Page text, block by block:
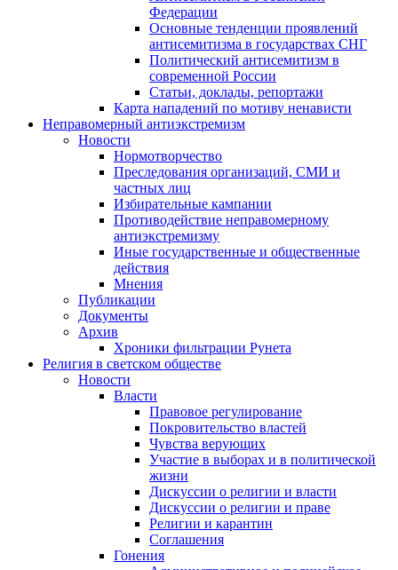
Федерации
Основные тенденции проявлений
антисемитизма в государствах СНГ
Политический антисемитизм в
современной России
Статьи, доклады, репортажи
Карта нападений по мотиву ненависти
Неправомерный антиэкстремизм
Новости
Нормотворчество
Преследования организаций, СМИ и
частных лиц
Избирательные кампании
Противодействие неправомерному
антиэкстремизму
Иные государственные и общественные
действия
Мнения
Публикации
Документы
Архив
Хроники фильтрации Рунета
Религия в светском обществе
Новости
Власти
Правовое регулирование
Покровительство властей
Чувства верующих
Участие в выборах и в политической
жизни
Дискуссии о религии и власти
Дискуссии о религии и праве
Религии и карантин
Соглашения
Гонения